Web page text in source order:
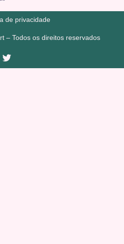
de privacidade
– Todos os direitos reservados